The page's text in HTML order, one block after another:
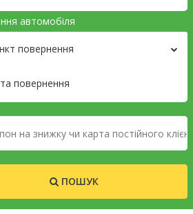
автомобіля
повернення
повернення
ПОШУК